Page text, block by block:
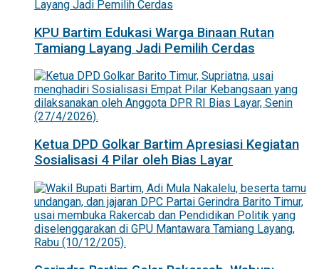
KPU Bartim Edukasi Warga Binaan Rutan
Tamiang Layang Jadi Pemilih Cerdas
Ketua DPD Golkar Bartim Apresiasi Kegiatan
Sosialisasi 4 Pilar oleh Bias Layar